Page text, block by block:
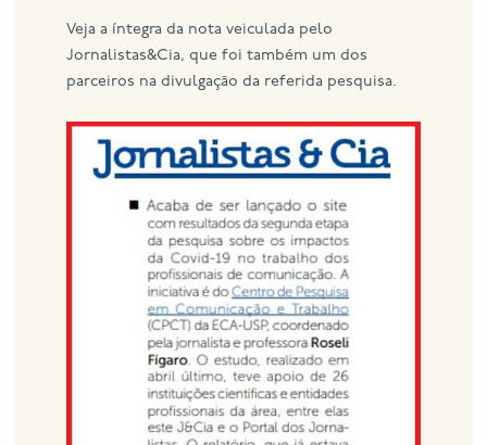
Veja a íntegra da nota veiculada pelo
Jornalistas&Cia, que foi também um dos
parceiros na divulgação da referida pesquisa.